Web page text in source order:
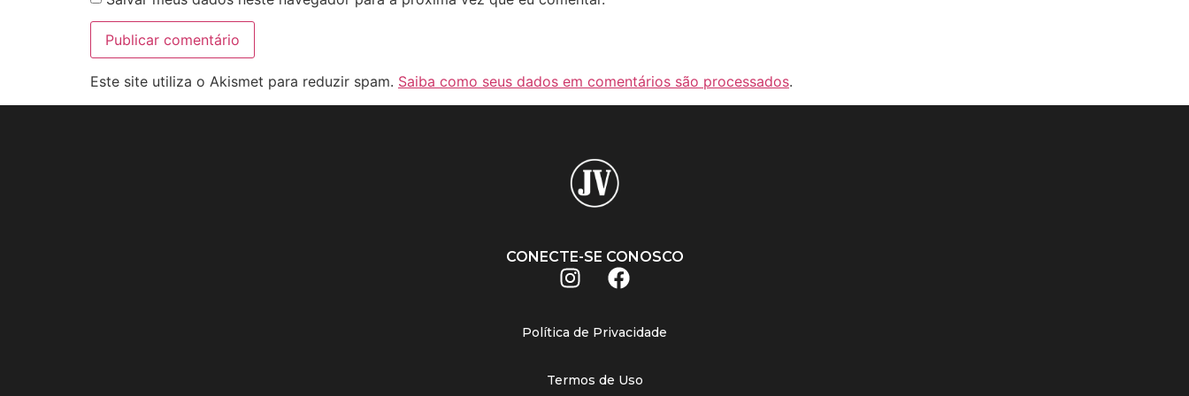
Este site utiliza o Akismet para reduzir spam. Saiba como seus dados em comentários são processados.
CONECTE-SE CONOSCO
Política de Privacidade
Termos de Uso